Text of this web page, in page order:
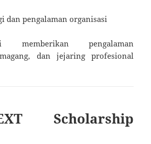
dan pengalaman organisasi
pengalaman
dan jejaring profesional
Scholarship